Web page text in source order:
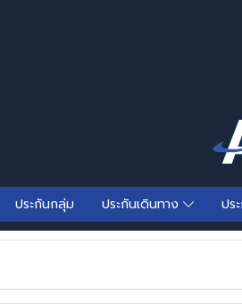
ประกันกลุ่ม ประกันเดินทาง ปร